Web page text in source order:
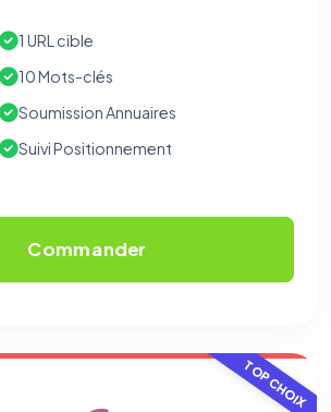
1 URL cible
10 Mots-clés
Soumission Annuaires
Suivi Positionnement
Commander
TOP CHOIX